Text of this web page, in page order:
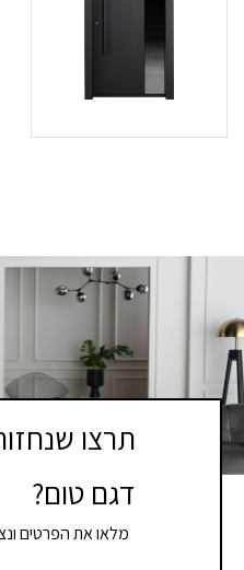
תרצו
דגם טום?
מלאו את הפרטים